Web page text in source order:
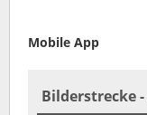
Mobile App
Bilderstrecke -